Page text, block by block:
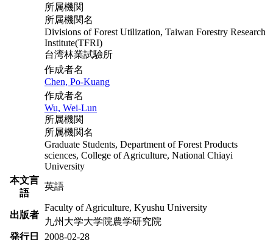
所属機関
所属機関名
Divisions of Forest Utilization, Taiwan Forestry Research
Institute(TFRI)
台湾林業試驗所
作成者名
Chen, Po-Kuang
作成者名
Wu, Wei-Lun
所属機関
所属機関名
Graduate Students, Department of Forest Products
sciences, College of Agriculture, National Chiayi
University
本文言
語
英語
出版者
Faculty of Agriculture, Kyushu University
九州大学大学院農学研究院
発行日
2008-02-28